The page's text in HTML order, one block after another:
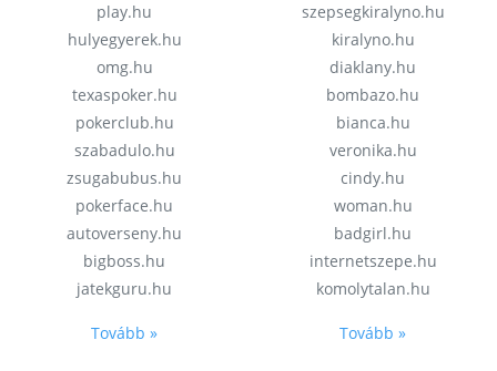
play.hu
hulyegyerek.hu
omg.hu
texaspoker.hu
pokerclub.hu
szabadulo.hu
zsugabubus.hu
pokerface.hu
autoverseny.hu
bigboss.hu
jatekguru.hu
Tovább »
szepsegkiralyno.hu
kiralyno.hu
diaklany.hu
bombazo.hu
bianca.hu
veronika.hu
cindy.hu
woman.hu
badgirl.hu
internetszepe.hu
komolytalan.hu
Tovább »